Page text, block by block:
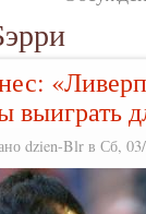
выиграть
dzien-Blr в Сб,